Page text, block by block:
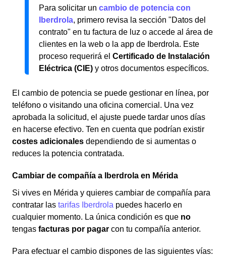
Para solicitar un cambio de potencia con
Iberdrola, primero revisa la sección "Datos del
contrato" en tu factura de luz o accede al área de
clientes en la web o la app de Iberdrola. Este
proceso requerirá el Certificado de Instalación
Eléctrica (CIE) y otros documentos específicos.
El cambio de potencia se puede gestionar en línea, por
teléfono o visitando una oficina comercial. Una vez
aprobada la solicitud, el ajuste puede tardar unos días
en hacerse efectivo. Ten en cuenta que podrían existir
costes adicionales dependiendo de si aumentas o
reduces la potencia contratada.
Cambiar de compañía a Iberdrola en Mérida
Si vives en Mérida y quieres cambiar de compañía para
contratar las tarifas Iberdrola puedes hacerlo en
cualquier momento. La única condición es que no
tengas facturas por pagar con tu compañía anterior.
Para efectuar el cambio dispones de las siguientes vías: